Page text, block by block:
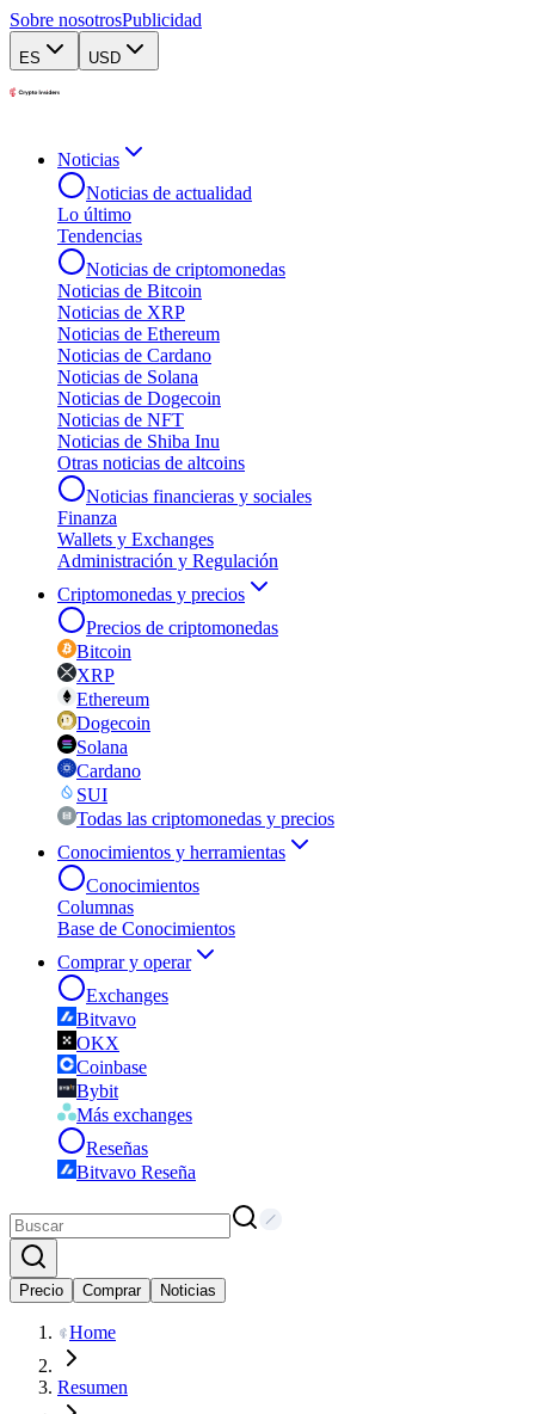
Sobre nosotrosPublicidad
ES USD
Noticias
Noticias de actualidad
Lo último
Tendencias
Noticias de criptomonedas
Noticias de Bitcoin
Noticias de XRP
Noticias de Ethereum
Noticias de Cardano
Noticias de Solana
Noticias de Dogecoin
Noticias de NFT
Noticias de Shiba Inu
Otras noticias de altcoins
Noticias financieras y sociales
Finanza
Wallets y Exchanges
Administración y Regulación
Criptomonedas y precios
Precios de criptomonedas
Bitcoin
XRP
Ethereum
Dogecoin
Solana
Cardano
SUI
Todas las criptomonedas y precios
Conocimientos y herramientas
Conocimientos
Columnas
Base de Conocimientos
Comprar y operar
Exchanges
Bitvavo
OKX
Coinbase
Bybit
Más exchanges
Reseñas
Bitvavo Reseña
Precio Comprar Noticias
Home
Resumen